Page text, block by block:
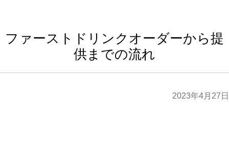
ファーストドリンクオーダーから提
供までの流れ
2023年4月27日